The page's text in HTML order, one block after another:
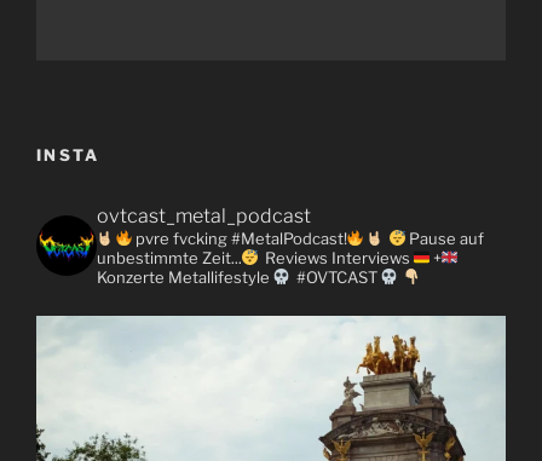
INSTA
ovtcast_metal_podcast
pvre fvcking #MetalPodcast!
Pause auf
unbestimmte Zeit...
Reviews Interviews
+
Konzerte Metallifestyle #OVTCAST